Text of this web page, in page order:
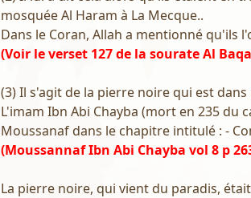
mosquée Al Haram à La Mecque..
Dans le Coran, Allah a mentionné qu'ils
(Voir le verset 127 de la sourate Al
(3) Il s'agit de la pierre noire qui est dans
L'imam Ibn Abi Chayba (mort en 235 du
Moussanaf dans le chapitre intitulé : -
(Moussannaf Ibn Abi Chayba vol 8 p
La pierre noire, qui vient du paradis,